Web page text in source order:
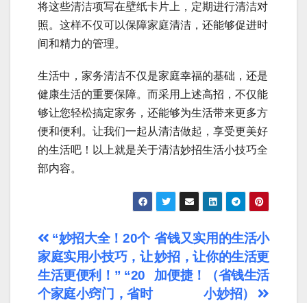
将这些清洁项写在壁纸卡片上，定期进行清洁对
照。这样不仅可以保障家庭清洁，还能够促进时
间和精力的管理。
生活中，家务清洁不仅是家庭幸福的基础，还是
健康生活的重要保障。而采用上述高招，不仅能
够让您轻松搞定家务，还能够为生活带来更多方
便和便利。让我们一起从清洁做起，享受更美好
的生活吧！以上就是关于清洁妙招生活小技巧全
部内容。
文
章
省钱又实用的生活小
妙招，让你的生活更
加便捷！（省钱生活
小妙招）
“妙招大全！20个
家庭实用小技巧，让
生活更便利！” “20
个家庭小窍门，省时